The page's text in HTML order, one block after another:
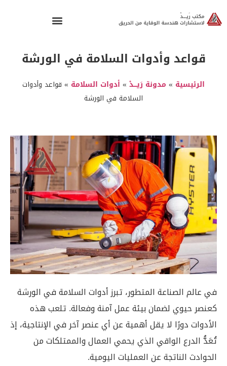
قواعد وأدوات السلامة في الورشة
الرئيسية » مدونة رَيـــدْ » أدوات السلامة » قواعد وأدوات
السلامة في الورشة
في عالم الصناعة المتطور، تبرز أدوات السلامة في الورشة
كعنصر حيوي لضمان بيئة عمل آمنة وفعالة. تلعب هذه
الأدوات دورًا لا يقل أهمية عن أي عنصر آخر في الإنتاجية، إذ
تُعَدُّ الدرع الواقي الذي يحمي العمال والممتلكات من
الحوادث الناتجة عن العمليات اليومية.